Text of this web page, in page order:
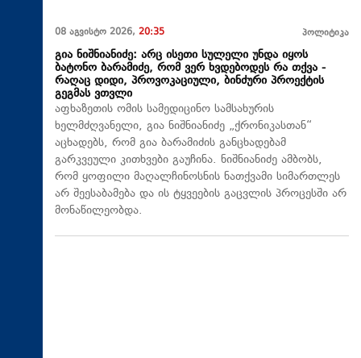
08 აგვისტო 2026, 20:35 პოლიტიკა
გია ნიშნიანიძე: არც ისეთი სულელი უნდა იყოს
ბატონო ბარამიძე, რომ ვერ ხვდებოდეს რა თქვა -
რაღაც დიდი, პროვოკაციული, ბინძური პროექტის
გეგმას ვთვლი
აფხაზეთის ომის სამედიცინო სამსახურის
ხელმძღვანელი, გია ნიშნიანიძე „ქრონიკასთან“
აცხადებს, რომ გია ბარამიძის განცხადებამ
გარკვეული კითხვები გაუჩინა. ნიშნიანიძე ამბობს,
რომ ყოფილი მაღალჩინოსნის ნათქვამი სიმართლეს
არ შეესაბამება და ის ტყვეების გაცვლის პროცესში არ
მონაწილეობდა.